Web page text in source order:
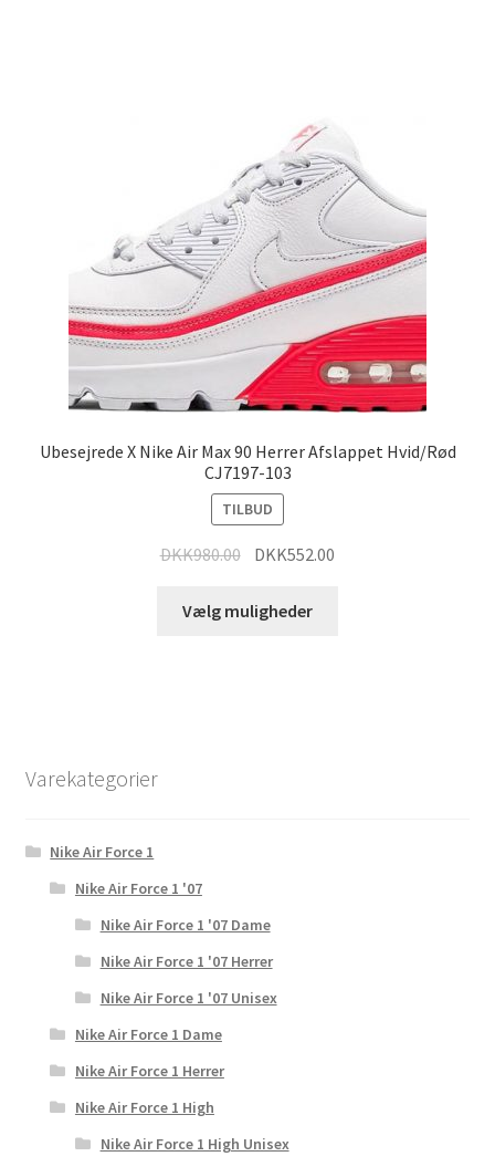
Ubesejrede X Nike Air Max 90 Herrer Afslappet Hvid/Rød
CJ7197-103
TILBUD
DKK980.00 DKK552.00
Vælg muligheder
Varekategorier
Nike Air Force 1
Nike Air Force 1 '07
Nike Air Force 1 '07 Dame
Nike Air Force 1 '07 Herrer
Nike Air Force 1 '07 Unisex
Nike Air Force 1 Dame
Nike Air Force 1 Herrer
Nike Air Force 1 High
Nike Air Force 1 High Unisex